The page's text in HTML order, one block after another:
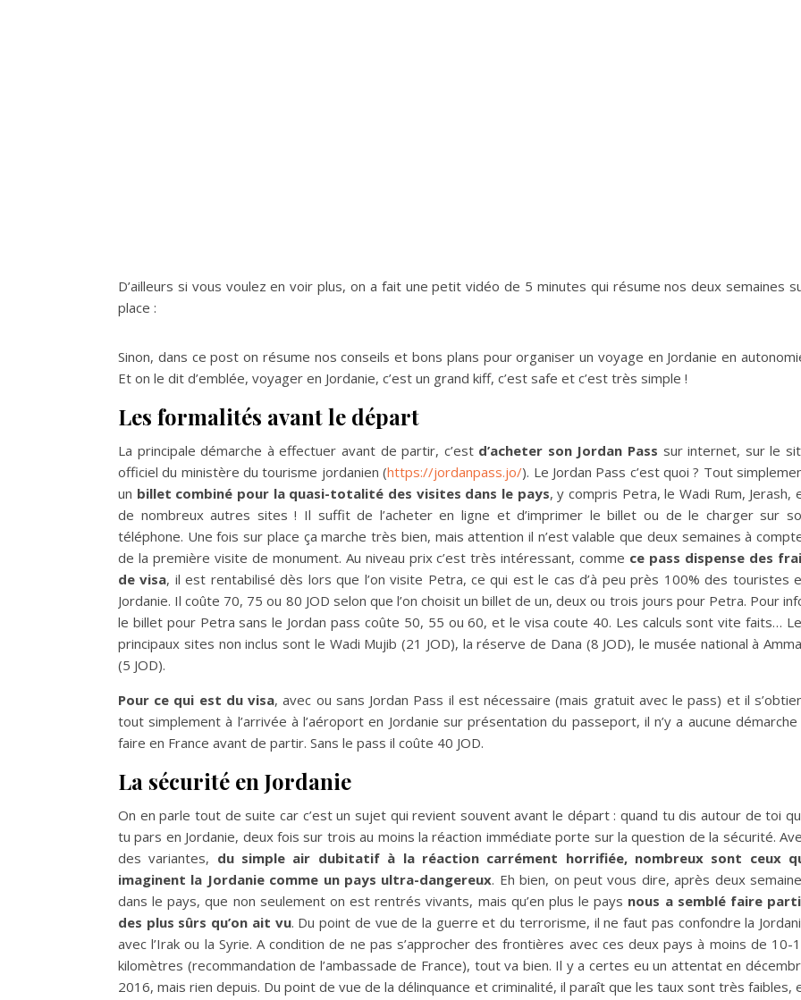
D’ailleurs si vous voulez en voir plus, on a fait une petit vidéo de 5 minutes qui résume nos deux semaines
place :
Sinon, dans ce post on résume nos conseils et bons plans pour organiser un voyage en Jordanie en
Et on le dit d’emblée, voyager en Jordanie, c’est un grand kiff, c’est safe et c’est très simple !
Les formalités avant le départ
La principale démarche à effectuer avant de partir, c’est d’acheter son Jordan Pass sur internet, sur le
officiel du ministère du tourisme jordanien (https://jordanpass.jo/). Le Jordan Pass c’est quoi ? Tout
un billet combiné pour la quasi-totalité des visites dans le pays, y compris Petra, le Wadi Rum, Jerash,
de nombreux autres sites ! Il suffit de l’acheter en ligne et d’imprimer le billet ou de le charger sur
téléphone. Une fois sur place ça marche très bien, mais attention il n’est valable que deux semaines à
de la première visite de monument. Au niveau prix c’est très intéressant, comme ce pass dispense des
de visa, il est rentabilisé dès lors que l’on visite Petra, ce qui est le cas d’à peu près 100% des touristes
Jordanie. Il coûte 70, 75 ou 80 JOD selon que l’on choisit un billet de un, deux ou trois jours pour Petra. Pour
le billet pour Petra sans le Jordan pass coûte 50, 55 ou 60, et le visa coute 40. Les calculs sont vite faits…
principaux sites non inclus sont le Wadi Mujib (21 JOD), la réserve de Dana (8 JOD), le musée national à
(5 JOD).
Pour ce qui est du visa, avec ou sans Jordan Pass il est nécessaire (mais gratuit avec le pass) et il
tout simplement à l’arrivée à l’aéroport en Jordanie sur présentation du passeport, il n’y a aucune démarche
faire en France avant de partir. Sans le pass il coûte 40 JOD.
La sécurité en Jordanie
On en parle tout de suite car c’est un sujet qui revient souvent avant le départ : quand tu dis autour de toi
tu pars en Jordanie, deux fois sur trois au moins la réaction immédiate porte sur la question de la sécurité.
des variantes, du simple air dubitatif à la réaction carrément horrifiée, nombreux sont ceux
imaginent la Jordanie comme un pays ultra-dangereux. Eh bien, on peut vous dire, après deux
dans le pays, que non seulement on est rentrés vivants, mais qu’en plus le pays nous a semblé faire
des plus sûrs qu’on ait vu. Du point de vue de la guerre et du terrorisme, il ne faut pas confondre la
avec l’Irak ou la Syrie. A condition de ne pas s’approcher des frontières avec ces deux pays à moins de 10-
kilomètres (recommandation de l’ambassade de France), tout va bien. Il y a certes eu un attentat en
2016, mais rien depuis. Du point de vue de la délinquance et criminalité, il paraît que les taux sont très faibles,